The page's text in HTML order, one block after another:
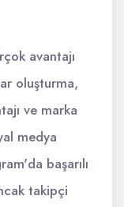
avantajı
oluşturma,
ve marka
medya
başarılı
takipçi